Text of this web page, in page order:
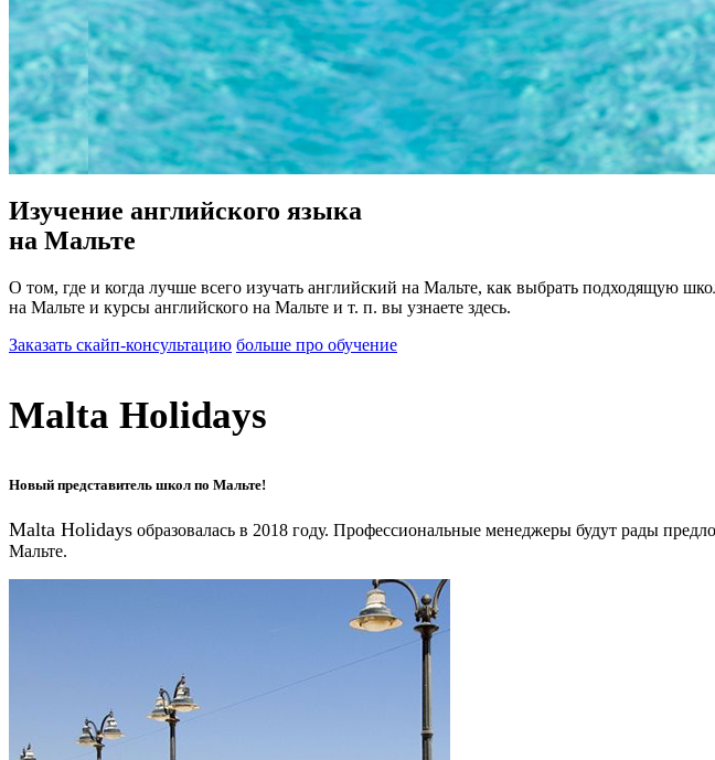
Изучение английского языка
на Мальте
О том, где и когда лучше всего изучать английский на Мальте, как выбрать подходящую
на Мальте и курсы английского на Мальте и т. п. вы узнаете здесь.
Заказать скайп-консультацию больше про обучение
Malta Holidays
Новый представитель школ по Мальте!
Malta Holidays образовалась в 2018 году. Профессиональные менеджеры будут рады
Мальте.